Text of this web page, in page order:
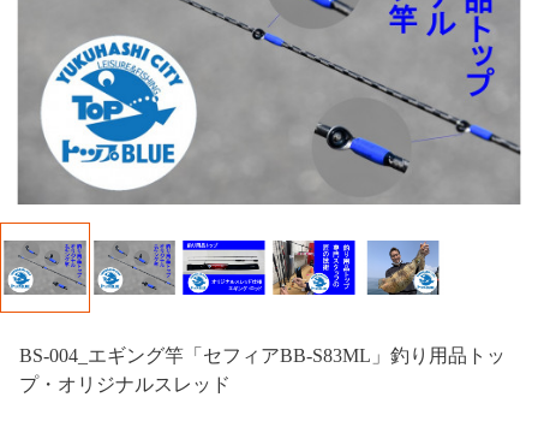
BS-004_エギング竿「セフィアBB-S83ML」釣り用品トッ
プ・オリジナルスレッド